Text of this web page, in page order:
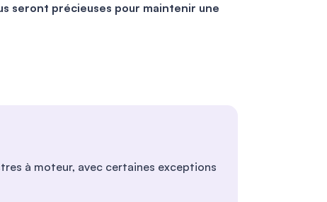
seront précieuses pour maintenir une
à moteur, avec certaines exceptions